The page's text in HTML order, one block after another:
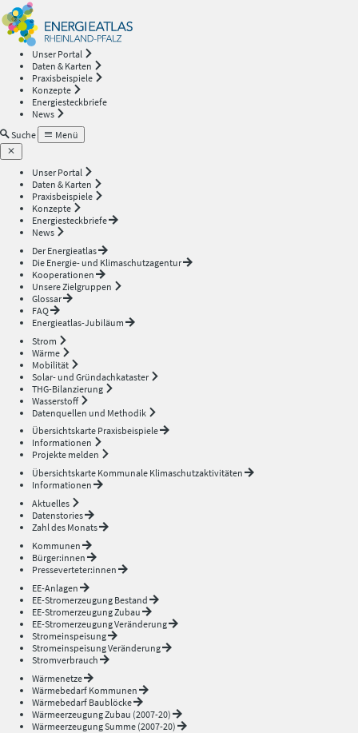
Unser Portal
Daten & Karten
Praxisbeispiele
Konzepte
Energiesteckbriefe
News
Suche
Menü
Unser Portal
Daten & Karten
Praxisbeispiele
Konzepte
Energiesteckbriefe
News
Der Energieatlas
Die Energie- und Klimaschutzagentur
Kooperationen
Unsere Zielgruppen
Glossar
FAQ
Energieatlas-Jubiläum
Strom
Wärme
Mobilität
Solar- und Gründachkataster
THG-Bilanzierung
Wasserstoff
Datenquellen und Methodik
Übersichtskarte Praxisbeispiele
Informationen
Projekte melden
Übersichtskarte Kommunale Klimaschutzaktivitäten
Informationen
Aktuelles
Datenstories
Zahl des Monats
Kommunen
Bürger:innen
Presseverteter:innen
EE-Anlagen
EE-Stromerzeugung Bestand
EE-Stromerzeugung Zubau
EE-Stromerzeugung Veränderung
Stromeinspeisung
Stromeinspeisung Veränderung
Stromverbrauch
Wärmenetze
Wärmebedarf Kommunen
Wärmebedarf Baublöcke
Wärmeerzeugung Zubau (2007-20)
Wärmeerzeugung Summe (2007-20)